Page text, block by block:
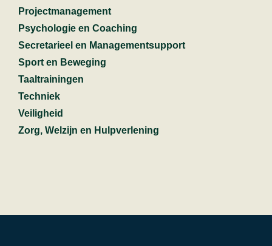
Projectmanagement
Psychologie en Coaching
Secretarieel en Managementsupport
Sport en Beweging
Taaltrainingen
Techniek
Veiligheid
Zorg, Welzijn en Hulpverlening